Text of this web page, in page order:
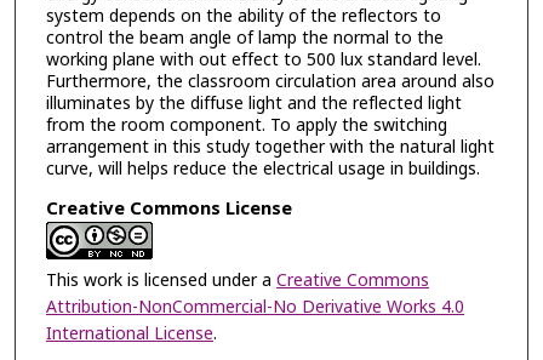
system depends on the ability of the reflectors to
control the beam angle of lamp the normal to the
working plane with out effect to 500 lux standard level.
Furthermore, the classroom circulation area around also
illuminates by the diffuse light and the reflected light
from the room component. To apply the switching
arrangement in this study together with the natural light
curve, will helps reduce the electrical usage in buildings.
Creative Commons License
This work is licensed under a Creative Commons
Attribution-NonCommercial-No Derivative Works 4.0
International License.